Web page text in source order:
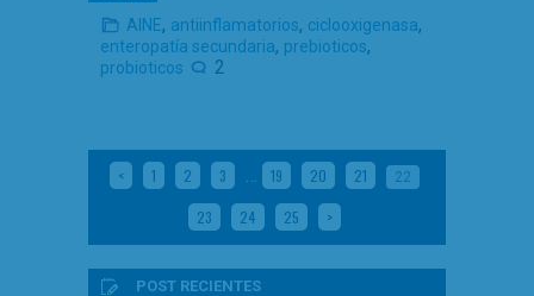
AINE, antiinflamatorios, ciclooxigenasa,
enteropatía secundaria, prebioticos,
probioticos 2
< 1 2 3 … 19 20 21 22
23 24 25 >
POST RECIENTES